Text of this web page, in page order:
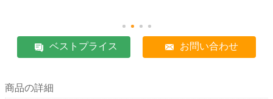
ベストプライス お問い合わせ
商品の詳細